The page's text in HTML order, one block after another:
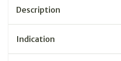
Description
Indication